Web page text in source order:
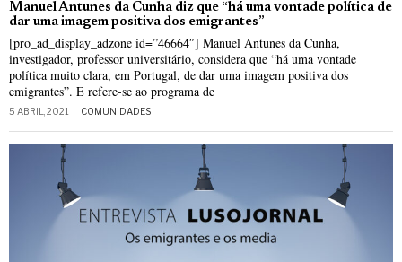
Manuel Antunes da Cunha diz que “há uma vontade política de
dar uma imagem positiva dos emigrantes”
[pro_ad_display_adzone id=”46664″] Manuel Antunes da Cunha,
investigador, professor universitário, considera que “há uma vontade
política muito clara, em Portugal, de dar uma imagem positiva dos
emigrantes”. E refere-se ao programa de
5 ABRIL, 2021 COMUNIDADES